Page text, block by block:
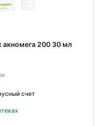
200 30 мл
счет